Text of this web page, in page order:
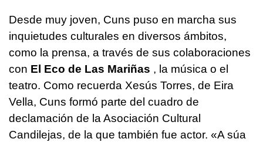
Desde muy joven, Cuns puso en marcha sus
inquietudes culturales en diversos ámbitos,
como la prensa, a través de sus colaboraciones
con El Eco de Las Mariñas , la música o el
teatro. Como recuerda Xesús Torres, de Eira
Vella, Cuns formó parte del cuadro de
declamación de la Asociación Cultural
Candilejas, de la que también fue actor. «A súa